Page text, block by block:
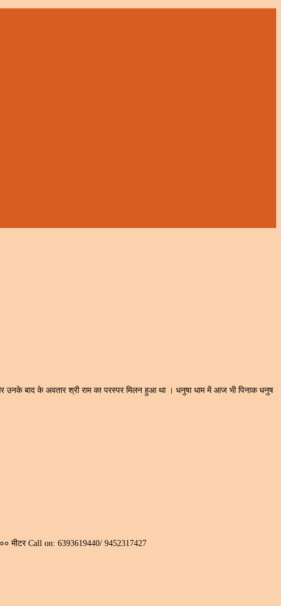
उनके बाद के अवतार श्री राम का परस्पर मिलन हुआ था । धनुषा धाम में आज भी पिनाक धनुष
मीटर Call on: 6393619440/ 9452317427